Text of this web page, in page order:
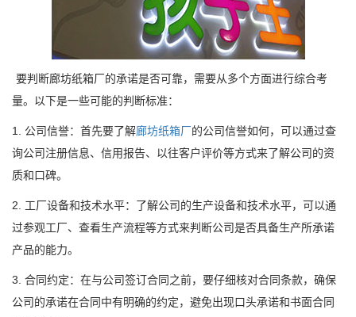
要判断廊坊纸箱厂的承诺是否可靠，需要从多个方面进行综合考
量。以下是一些可能的判断标准：
1. 公司信誉：首先要了解廊坊纸箱厂的公司信誉如何，可以通过查
询公司注册信息、信用报告、以往客户评价等方式来了解公司的资
质和口碑。
2. 工厂设备和技术水平：了解公司的生产设备和技术水平，可以通
过参观工厂、查看生产流程等方式来判断公司是否具备生产所承诺
产品的能力。
3. 合同约定：在与公司签订合同之前，要仔细核对合同条款，确保
公司的承诺在合同中有明确的约定，避免出现口头承诺和书面合同